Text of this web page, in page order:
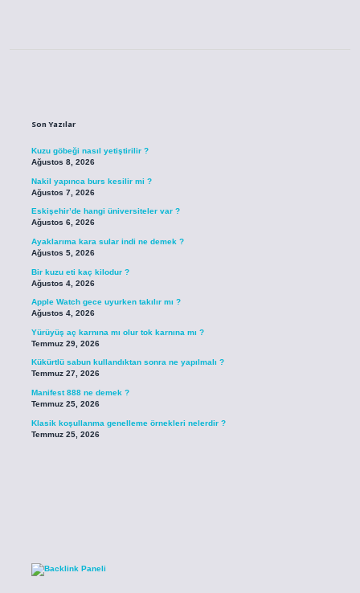
Son Yazılar
Kuzu göbeği nasıl yetiştirilir ?
Ağustos 8, 2026
Nakil yapınca burs kesilir mi ?
Ağustos 7, 2026
Eskişehir’de hangi üniversiteler var ?
Ağustos 6, 2026
Ayaklarıma kara sular indi ne demek ?
Ağustos 5, 2026
Bir kuzu eti kaç kilodur ?
Ağustos 4, 2026
Apple Watch gece uyurken takılır mı ?
Ağustos 4, 2026
Yürüyüş aç karnına mı olur tok karnına mı ?
Temmuz 29, 2026
Kükürtlü sabun kullandıktan sonra ne yapılmalı ?
Temmuz 27, 2026
Manifest 888 ne demek ?
Temmuz 25, 2026
Klasik koşullanma genelleme örnekleri nelerdir ?
Temmuz 25, 2026